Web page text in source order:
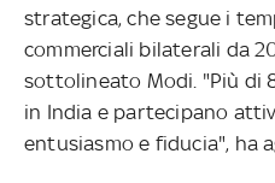
strategica, che segue i
commerciali bilaterali da
sottolineato Modi. "Più di
in India e partecipano
entusiasmo e fiducia", ha